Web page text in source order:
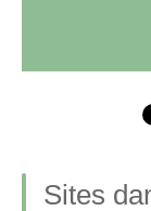
Sites